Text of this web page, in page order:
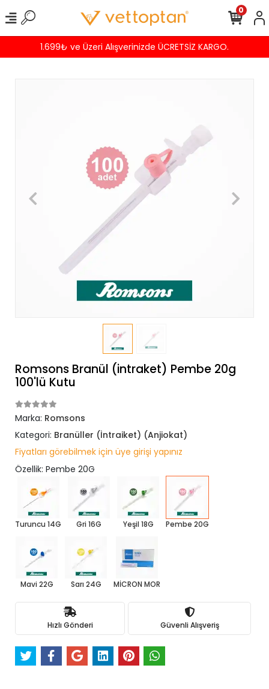
1.699₺ ve Üzeri Alışverinizde ÜCRETSİZ KARGO.
0
Romsons Branül (intraket) Pembe 20g
100'lü Kutu
Marka: Romsons
Kategori: Branüller (İntraiket) (Anjiokat)
Fiyatları görebilmek için üye girişi yapınız
Özellik: Pembe 20G
Turuncu 14G Gri 16G Yeşil 18G Pembe 20G
Mavi 22G Sarı 24G MİCRON MOR
Hızlı Gönderi Güvenli Alışveriş